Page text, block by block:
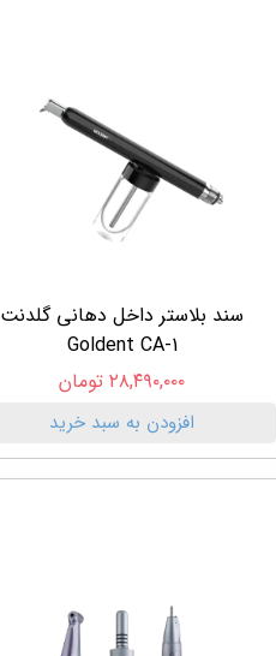
سند بلاستر داخل دهانی گلدنت
Goldent CA-1
۲۸,۴۹۰,۰۰۰ تومان
افزودن به سبد خرید